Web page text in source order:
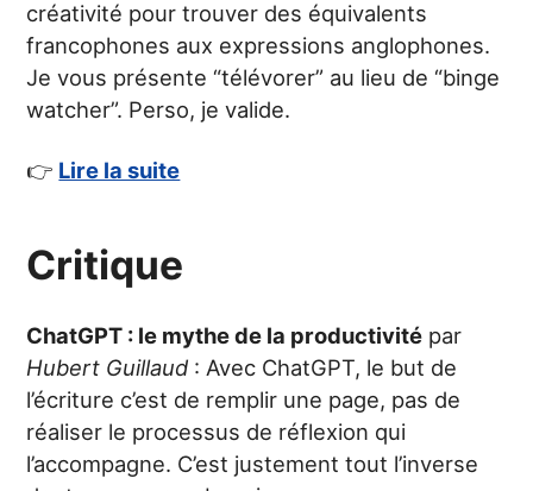
créativité pour trouver des équivalents
francophones aux expressions anglophones.
Je vous présente “télévorer” au lieu de “binge
watcher”. Perso, je valide.
👉 Lire la suite
Critique
ChatGPT : le mythe de la productivité par
Hubert Guillaud : Avec ChatGPT, le but de
l’écriture c’est de remplir une page, pas de
réaliser le processus de réflexion qui
l’accompagne. C’est justement tout l’inverse